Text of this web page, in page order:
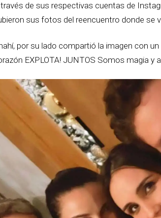
de sus respectivas cuentas de
sus fotos del reencuentro donde se
por su lado compartió la imagen con
EXPLOTA! JUNTOS Somos magia y